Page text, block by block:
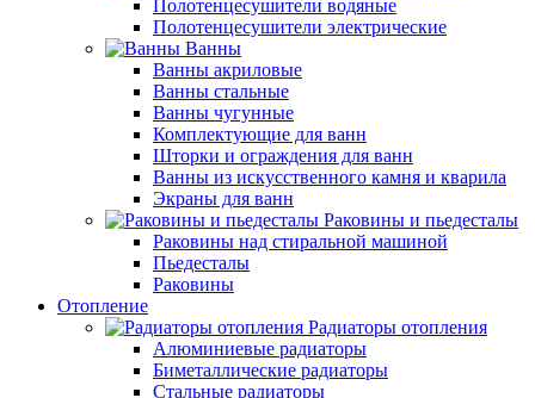
Полотенцесушители водяные
Полотенцесушители электрические
Ванны
Ванны акриловые
Ванны стальные
Ванны чугунные
Комплектующие для ванн
Шторки и ограждения для ванн
Ванны из искусственного камня и кварила
Экраны для ванн
Раковины и пьедесталы
Раковины над стиральной машиной
Пьедесталы
Раковины
Отопление
Радиаторы отопления
Алюминиевые радиаторы
Биметаллические радиаторы
Стальные радиаторы